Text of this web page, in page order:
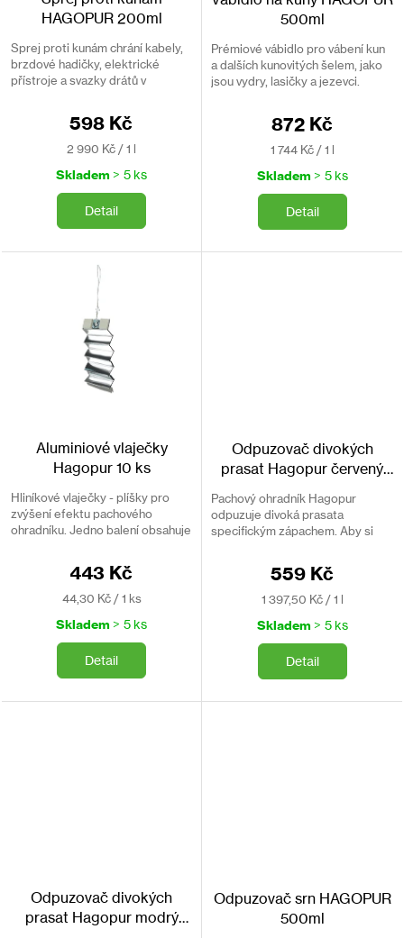
HAGOPUR 200ml
Sprej proti kunám chrání kabely,
brzdové hadičky, elektrické
přístroje a svazky drátů v
598 Kč
Měrná
2 990 Kč / 1 l
Skladem > 5 ks
Detail
500ml
Prémiové vábidlo pro vábení kun
a dalších kunovitých šelem, jako
jsou vydry, lasičky a jezevci.
872 Kč
Měrná
1 744 Kč / 1 l
Skladem > 5 ks
Detail
Aluminiové vlaječky
Hagopur 10 ks
Hliníkové vlaječky - plíšky pro
zvýšení efektu pachového
ohradníku. Jedno balení obsahuje
443 Kč
Měrná
44,30 Kč / 1 ks
Skladem > 5 ks
Detail
Odpuzovač divokých
prasat Hagopur červený
Pachový ohradník Hagopur
odpuzuje divoká prasata
specifickým zápachem. Aby si
modrým pachovým ohradníkem
Hagopur,...
559 Kč
Měrná
1 397,50 Kč / 1 l
Skladem > 5 ks
Detail
Odpuzovač divokých
prasat Hagopur modrý
Odpuzovač srn HAGOPUR
500ml